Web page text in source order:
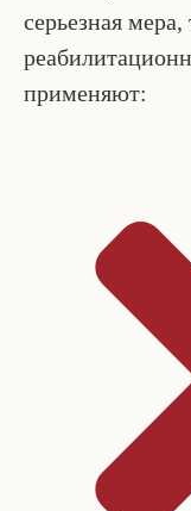
серьезная
применяют: